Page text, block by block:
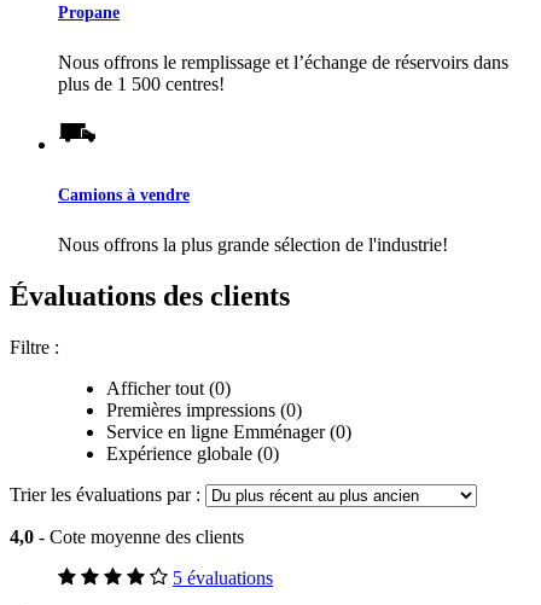
Propane
Nous offrons le remplissage et l’échange de réservoirs dans
plus de 1 500 centres!
Camions à vendre
Nous offrons la plus grande sélection de l'industrie!
Évaluations des clients
Filtre :
Afficher tout (0)
Premières impressions (0)
Service en ligne Emménager (0)
Expérience globale (0)
Trier les évaluations par :
4,0 - Cote moyenne des clients
5 évaluations